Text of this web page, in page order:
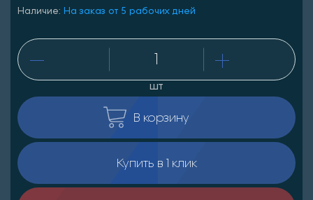
Наличие: На заказ от 5 рабочих дней
шт
В корзину
Купить в 1 клик